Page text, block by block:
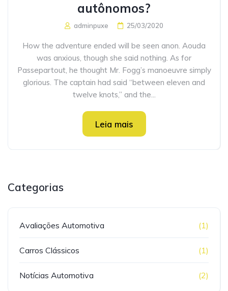
autônomos?
adminpuxe 25/03/2020
How the adventure ended will be seen anon. Aouda
was anxious, though she said nothing. As for
Passepartout, he thought Mr. Fogg’s manoeuvre simply
glorious. The captain had said “between eleven and
twelve knots,” and the...
Leia mais
Categorias
Avaliações Automotiva (1)
Carros Clássicos (1)
Notícias Automotiva (2)